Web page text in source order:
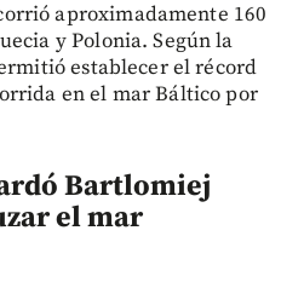
aproximadamente 160
y Polonia. Según la
establecer el récord
en el mar Báltico por
Bartlomiej
el mar